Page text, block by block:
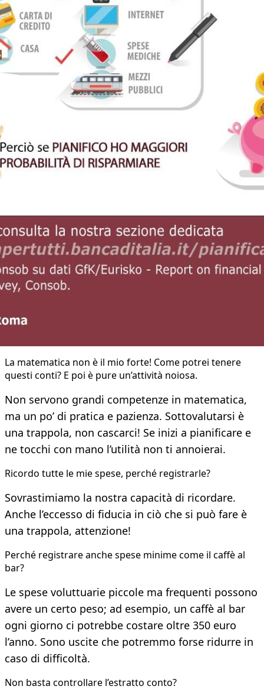
La matematica non è il mio forte! Come potrei tenere
questi conti? E poi è pure un’attività noiosa.
Non servono grandi competenze in matematica,
ma un po’ di pratica e pazienza. Sottovalutarsi è
una trappola, non cascarci! Se inizi a pianificare e
ne tocchi con mano l’utilità non ti annoierai.
Ricordo tutte le mie spese, perché registrarle?
Sovrastimiamo la nostra capacità di ricordare.
Anche l’eccesso di fiducia in ciò che si può fare è
una trappola, attenzione!
Perché registrare anche spese minime come il caffè al
bar?
Le spese voluttuarie piccole ma frequenti possono
avere un certo peso; ad esempio, un caffè al bar
ogni giorno ci potrebbe costare oltre 350 euro
l’anno. Sono uscite che potremmo forse ridurre in
caso di difficoltà.
Non basta controllare l’estratto conto?